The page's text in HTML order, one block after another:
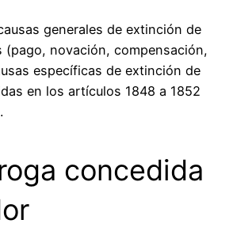
generales de extinción de
(pago, novación, compensación,
específicas de extinción de
en los artículos 1848 a 1852
concedida